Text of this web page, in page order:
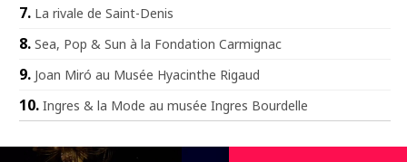
La rivale de Saint-Denis
Sea, Pop & Sun à la Fondation Carmignac
Joan Miró au Musée Hyacinthe Rigaud
Ingres & la Mode au musée Ingres Bourdelle